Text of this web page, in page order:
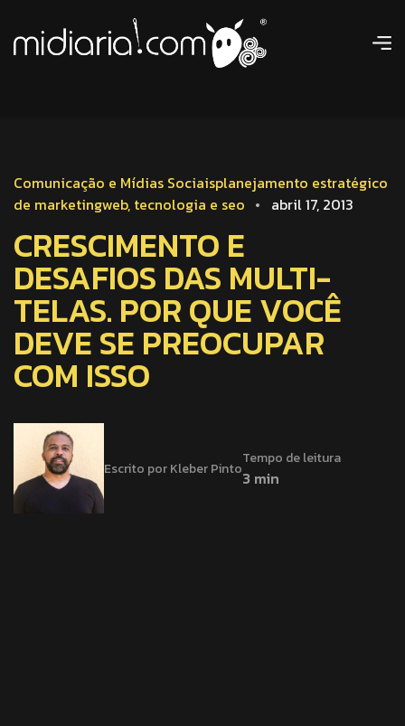
Comunicação e Mídias Sociaisplanejamento estratégico
de marketingweb, tecnologia e seo abril 17, 2013
CRESCIMENTO E
DESAFIOS DAS MULTI-
TELAS. POR QUE VOCÊ
DEVE SE PREOCUPAR
COM ISSO
Escrito por Kleber Pinto
Tempo de leitura
3 min